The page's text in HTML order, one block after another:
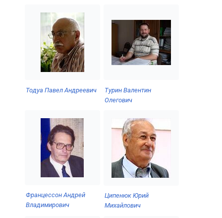
Тодуа Павел Андреевич
Турин Валентин
Олегович
Францессон Андрей
Владимирович
Ципенюк Юрий
Михайлович